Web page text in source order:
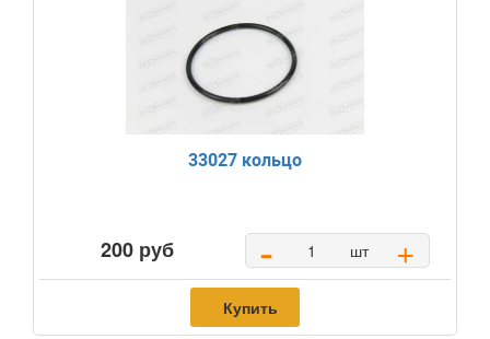
33027 кольцо
200 руб - шт +
Купить